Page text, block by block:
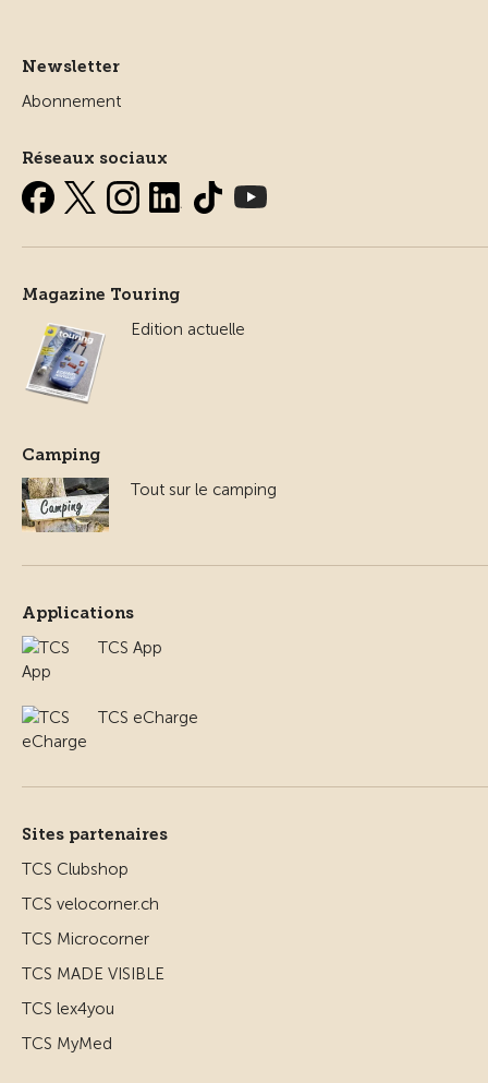
Newsletter
Abonnement
Réseaux sociaux
Magazine Touring
Edition actuelle
Camping
Tout sur le camping
Applications
TCS App
TCS eCharge
Sites partenaires
TCS Clubshop
TCS velocorner.ch
TCS Microcorner
TCS MADE VISIBLE
TCS lex4you
TCS MyMed